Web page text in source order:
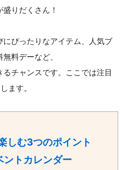
りだくさん！
ぴったりなアイテム、人気ブ
料デーなど、
チャンスです。ここでは注目
ます。
しむ3つのポイント
トカレンダー